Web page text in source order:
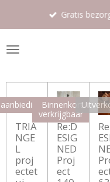
de
Gratis
aanbieding
TRIA
NGE
L
proj
ectet
Binnenkort
verkrijgbaar
Re:D
ESIG
NED
Proj
ect